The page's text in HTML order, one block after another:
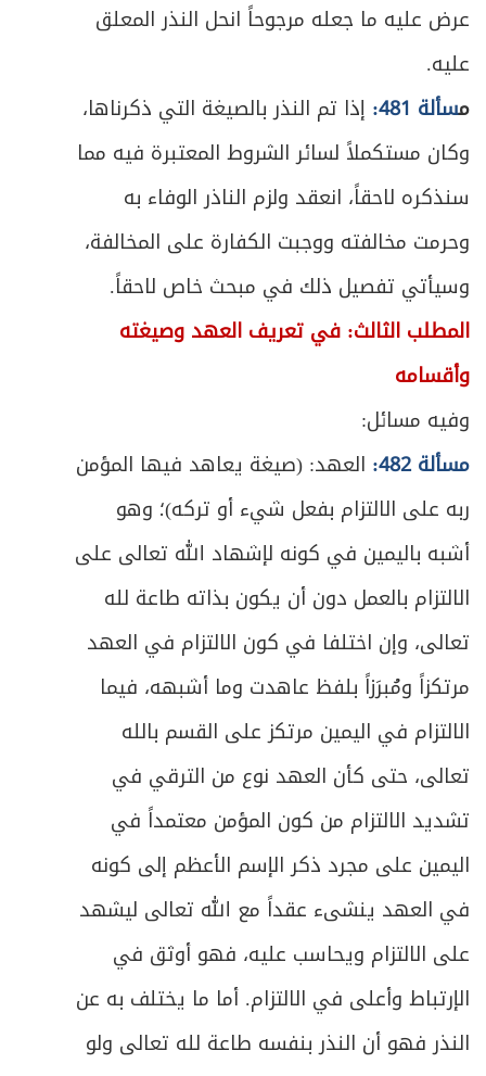
عرض عليه ما جعله مرجوحاً انحل النذر المعلق
عليه.
مسألة 481:
إذا تم النذر بالصيغة التي ذكرناها،
وكان مستكملاً لسائر الشروط المعتبرة فيه مما
سنذكره لاحقاً، انعقد ولزم الناذر الوفاء به
وحرمت مخالفته ووجبت الكفارة على المخالفة،
وسيأتي تفصيل ذلك في مبحث خاص لاحقاً.
المطلب الثالث: في تعريف العهد وصيغته
وأقسامه
وفيه مسائل:
مسألة 482:
العهد: (صيغة يعاهد فيها المؤمن
ربه على الالتزام بفعل شيء أو تركه)؛ وهو
أشبه باليمين في كونه لإشهاد الله تعالى على
الالتزام بالعمل دون أن يكون بذاته طاعة لله
تعالى، وإن اختلفا في كون الالتزام في العهد
مرتكزاً ومُبرَزاً بلفظ عاهدت وما أشبهه، فيما
الالتزام في اليمين مرتكز على القسم بالله
تعالى، حتى كأن العهد نوع من الترقي في
تشديد الالتزام من كون المؤمن معتمداً في
اليمين على مجرد ذكر الإسم الأعظم إلى كونه
في العهد ينشىء عقداً مع الله تعالى ليشهد
على الالتزام ويحاسب عليه، فهو أوثق في
الإرتباط وأعلى في الالتزام. أما ما يختلف به عن
النذر فهو أن النذر بنفسه طاعة لله تعالى ولو